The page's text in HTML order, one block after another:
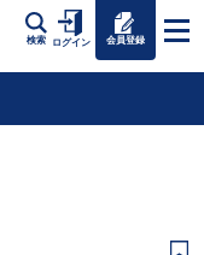
検索 ログイン 会員登録